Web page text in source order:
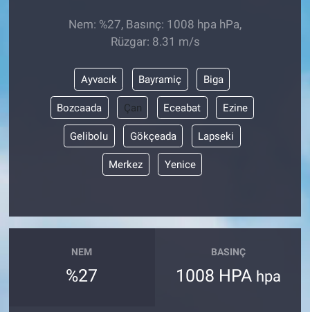
Nem: %27, Basınç: 1008 hpa hPa,
Rüzgar: 8.31 m/s
Ayvacık Bayramiç Biga
Bozcaada Çan Eceabat Ezine
Gelibolu Gökçeada Lapseki
Merkez Yenice
NEM
%27
BASINÇ
1008 HPA hpa
Bilim ve Teknoloji